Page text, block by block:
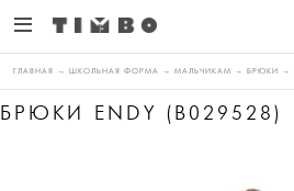
ГЛАВНАЯ → ШКОЛЬНАЯ ФОРМА → МАЛЬЧИКАМ → БРЮКИ →
БРЮКИ ENDY (B029528)